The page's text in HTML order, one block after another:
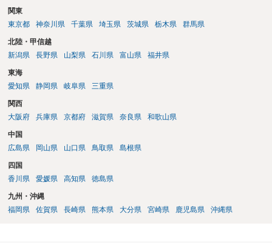
関東
東京都
神奈川県 千葉県 埼玉県 茨城県 栃木県 群馬県
北陸・甲信越
新潟県
長野県 山梨県 石川県 富山県 福井県
東海
愛知県
静岡県 岐阜県 三重県
関西
大阪府
兵庫県 京都府 滋賀県 奈良県 和歌山県
中国
広島県
岡山県 山口県 鳥取県 島根県
四国
香川県
愛媛県 高知県 徳島県
九州・沖縄
福岡県
佐賀県 長崎県 熊本県 大分県 宮崎県 鹿児島県 沖縄県